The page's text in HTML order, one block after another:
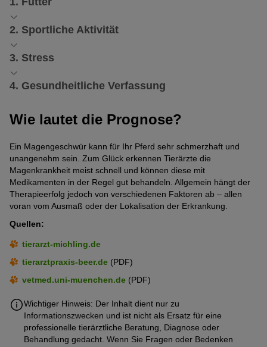
Dass Pferde einen empfindlichen Magen haben, ist unter
Pferdebesitzern allseits bekannt. Wissenschaftler konnten
bei Pferden und einem zu geringen Anteil an
Heu) sowie einem zu hohen Energieanteil (z. B. Kraftfutter) in der
Ration herstellen.
2. Sportliche Aktivität
Bewegung ist gut, doch sie steigert auch den Druck im Bauch. Auf
nicht zu überfordern. Bauen Sie außerdem immer ausreichend
kann.
3. Stress
Es gibt viele Einflüsse, die zu Stress führen können. Dazu zählen
nicht artgerechte Haltungsbedingungen wie fehlende
im Stall, kann auch dies das Stresslevel erhöhen. Das wiederum
begünstigt die Entstehung von einem Magengeschwür beim
Pferd.
4. Gesundheitliche Verfassung
es unter weiteren Grunderkrankungen (z. B. Dasselfliegenbefall),
erkranken. Auch bestimmte Medikamente wie nichtsteroidale
Schmerzmittel (NSAIDs, z. B. Phenylbutazon) oder
Glukokortikoide (z. B. Kortison) neigen dazu, ein Magenulkus
hervorzurufen.
Wie lautet die Prognose?
Ein Magengeschwür kann für Ihr Pferd sehr schmerzhaft und
unangenehm sein. Zum Glück erkennen Tierärzte die
Magenkrankheit meist schnell und können diese mit
Medikamenten in der Regel gut behandeln. Allgemein hängt der
Therapieerfolg jedoch von verschiedenen Faktoren ab – allen
voran vom Ausmaß oder der Lokalisation der Erkrankung.
Quellen:
tierarzt-michling.de
tierarztpraxis-beer.de (PDF)
vetmed.uni-muenchen.de (PDF)
Wichtiger Hinweis: Der Inhalt dient nur zu
Informationszwecken und ist nicht als Ersatz für eine
professionelle tierärztliche Beratung, Diagnose oder
Behandlung gedacht. Wenn Sie Fragen oder Bedenken